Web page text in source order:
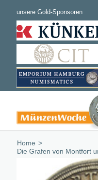
Home
Die Grafen von Montfort